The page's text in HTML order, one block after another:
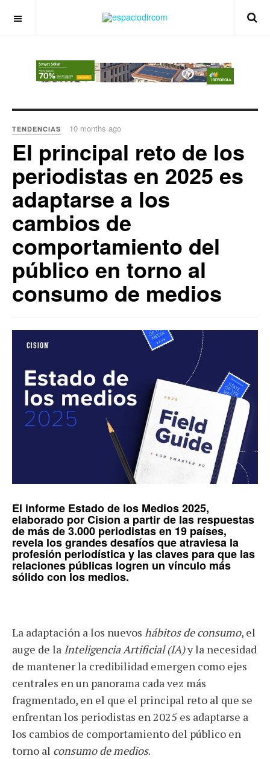
TENDENCIAS 10 months ago
El principal reto de los
periodistas en 2025 es
adaptarse a los
cambios de
comportamiento del
público en torno al
consumo de medios
El informe Estado de los Medios 2025,
elaborado porCision a partir de las respuestas
de más de 3.000 periodistas en 19 países,
revela los grandes desafíos que atraviesa la
profesión periodística y las claves para que las
relaciones públicas logren un vínculo más
sólido con los medios.
La adaptación a los nuevos hábitos de consumo, el
auge de la Inteligencia Artificial (IA)y la necesidad
de mantener la credibilidad emergen como ejes
centrales en un panorama cada vez más
fragmentado, en el que el principal reto al que se
enfrentan los periodistas en 2025 es adaptarse a
los cambios de comportamiento del público en
torno al consumo de medios.